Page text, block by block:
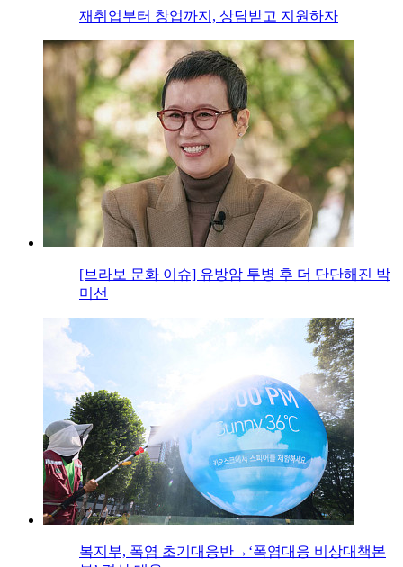
재취업부터 창업까지, 상담받고 지원하자
[브라보 문화 이슈] 유방암 투병 후 더 단단해진 박
미선
복지부, 폭염 초기대응반→‘폭염대응 비상대책본